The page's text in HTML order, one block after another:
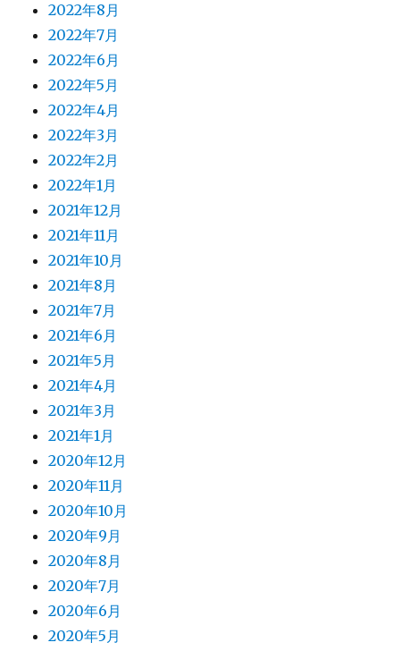
2022年8月
2022年7月
2022年6月
2022年5月
2022年4月
2022年3月
2022年2月
2022年1月
2021年12月
2021年11月
2021年10月
2021年8月
2021年7月
2021年6月
2021年5月
2021年4月
2021年3月
2021年1月
2020年12月
2020年11月
2020年10月
2020年9月
2020年8月
2020年7月
2020年6月
2020年5月